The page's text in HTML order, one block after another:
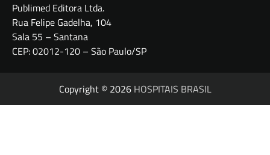
Publimed Editora Ltda.
Rua Felipe Gadelha, 104
Sala 55 – Santana
CEP: 02012-120 – São Paulo/SP
Copyright © 2026 HOSPITAIS BRASIL